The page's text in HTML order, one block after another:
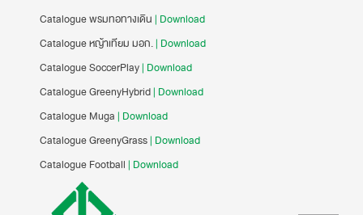
Catalogue พรมทอทางเดิน | Download
Catalogue หญ้าเทียม มอก.| Download
Catalogue SoccerPlay| Download
Catalogue GreenyHybrid| Download
Catalogue Muga | Download
Catalogue GreenyGrass| Download
Catalogue Football | Download